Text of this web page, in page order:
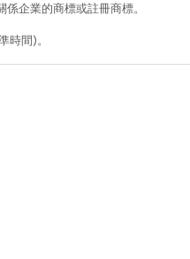
企業的商標或註冊商標。
間)。